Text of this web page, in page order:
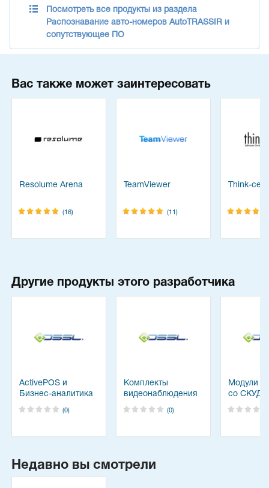
Посмотреть все продукты из раздела
Распознавание авто-номеров AutoTRASSIR и
сопутствующее ПО
Вас также может заинтересовать
Resolume Arena
(16)
TeamViewer
(11)
Think-cell
Другие продукты этого разработчика
ActivePOS и
Бизнес-аналитика
TRASSIR
(0)
Комплекты
видеонаблюдения
для IP систем
(0)
Модули
со СКУД
Недавно вы смотрели